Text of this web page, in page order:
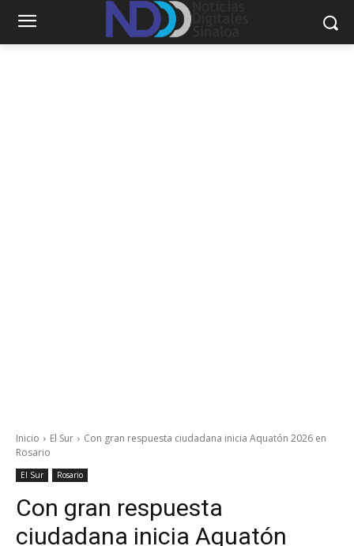
Inicio El Sur
Con gran respuesta ciudadana inicia Aquatón 2026 en
Rosario
El Sur Rosario
Con gran respuesta
ciudadana inicia Aquatón